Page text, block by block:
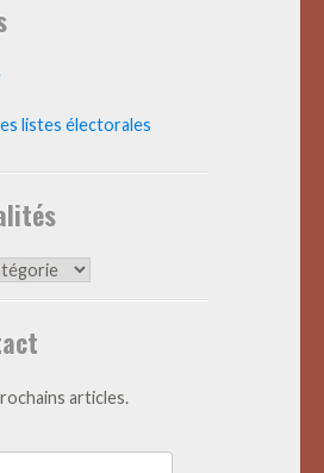
listes électorales
articles.